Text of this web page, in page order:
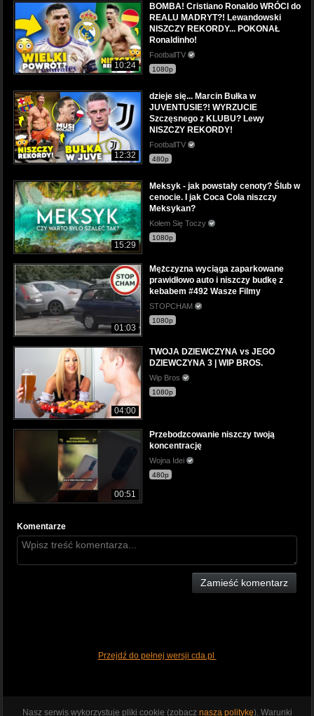
10:24
BOMBA! Cristiano Ronaldo WRÓCI do
REALU MADRYT?! Lewandowski
NISZCZY REKORDY... POKONAŁ
Ronaldinho!
FootballTV
1080p
12:32
dzieje się... Marcin Bułka w
JUVENTUSIE?! WYRZUCIE
Szczęsnego z KLUBU? Lewy
NISZCZY REKORDY!
FootballTV
480p
15:29
Meksyk - jak powstały cenoty? Ślub w
cenocie. I jak Coca Cola niszczy
Meksykan?
Kołem Się Toczy
1080p
01:03
Mężczyzna wyciąga zaparkowane
prawidłowo auto i niszczy budkę z
kebabem #492 Wasze Filmy
STOPCHAM
1080p
04:00
TWOJA DZIEWCZYNA vs JEGO
DZIEWCZYNA 3 | WIP BROS.
Wip Bros
1080p
00:51
Przebodzcowanie niszczy twoją
koncentrację
Wojna Idei
480p
Komentarze
Zamieść komentarz
Przejdź do pełnej wersji cda.pl
Nasz serwis wykorzystuje pliki cookie (zobacz naszą politykę). Warunki